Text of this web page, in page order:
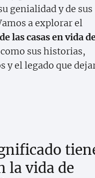
genialidad y de sus
a explorar el
las casas en vida
como sus historias,
y el legado que
la vida de